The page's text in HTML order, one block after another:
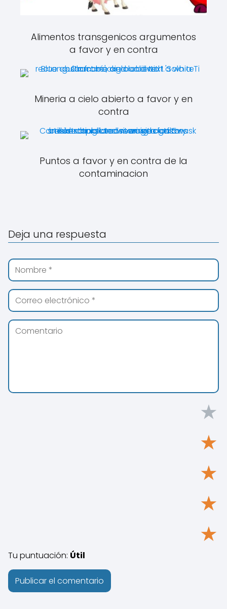
Alimentos transgenicos argumentos
a favor y en contra
Mineria a cielo abierto a favor y en
contra
Puntos a favor y en contra de la
contaminacion
Deja una respuesta
★
★
★
★
★
Tu puntuación: Útil